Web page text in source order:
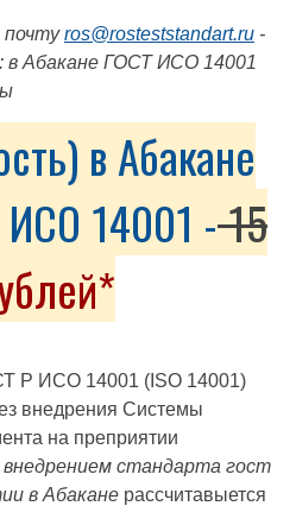
почтуros@rosteststandart.ru -
в Абакане ГОСТ ИСО 14001
в Абакане
ИСО 14001 -15
Р ИСО 14001 (ISO 14001)
внедрения Системы
на преприятии
стандарта гост
в Абакане рассчитавыется